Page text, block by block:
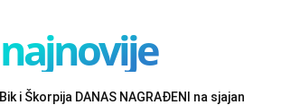
najnovije
Bik i Škorpija DANAS NAGRAĐENI na sjajan